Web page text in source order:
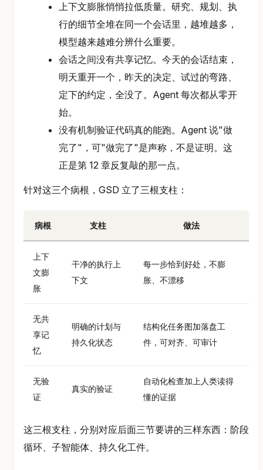
上下文膨胀悄悄拉低质量。研究、规划、执
行的细节全堆在同一个会话里，越堆越多，
模型越来越难分辨什么重要。
会话之间没有共享记忆。今天的会话结束，
明天重开一个，昨天的决定、试过的弯路、
定下的约定，全没了。Agent 每次都从零开
始。
没有机制验证代码真的能跑。Agent 说"做
完了"，可"做完了"是声称，不是证明。这
正是第 12 章反复敲的那一点。
针对这三个病根，GSD 立了三根支柱：
病根 支柱 做法
上下
文膨
胀
干净的执行上
下文
每一步恰到好处，不膨
胀、不漂移
无共
享记
忆
明确的计划与
持久化状态
结构化任务图加落盘工
件，可对齐、可审计
无验
证
真实的验证
自动化检查加上人类读得
懂的证据
这三根支柱，分别对应后面三节要讲的三样东西：阶段
循环、子智能体、持久化工件。